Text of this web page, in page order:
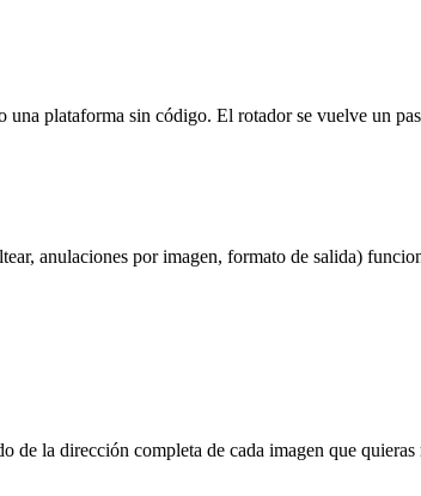
plataforma sin código. El rotador se vuelve un
anulaciones por imagen, formato de salida)
de la dirección completa de cada imagen que quieras